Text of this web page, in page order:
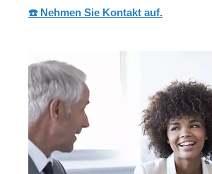
☎️ Nehmen Sie Kontakt auf.